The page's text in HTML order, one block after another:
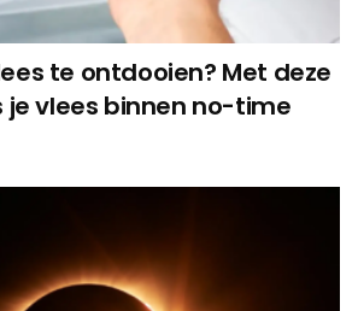
te ontdooien? Met deze
je vlees binnen no-time